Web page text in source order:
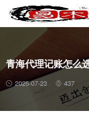
资质许可
青海代理记账怎么
2025-07-23 437